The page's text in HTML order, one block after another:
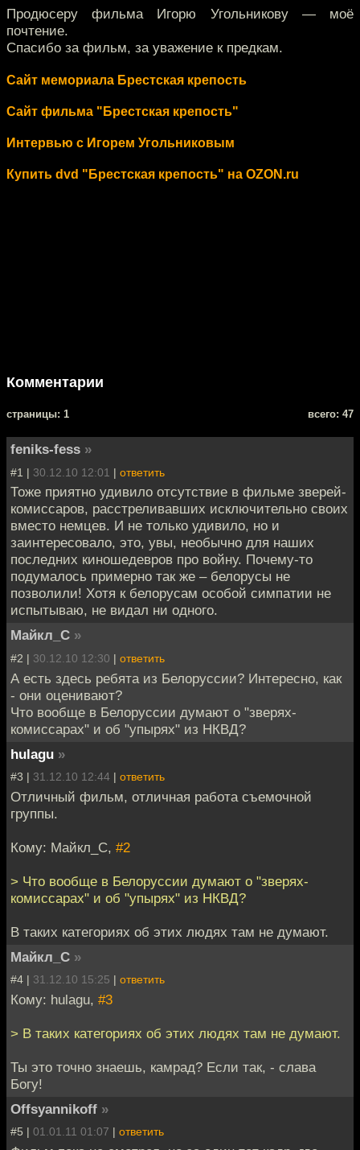
Продюсеру фильма Игорю Угольникову — моё
почтение.
Спасибо за фильм, за уважение к предкам.
Сайт мемориала Брестская крепость
Сайт фильма "Брестская крепость"
Интервью с Игорем Угольниковым
Купить dvd "Брестская крепость" на OZON.ru
Комментарии
cтраницы: 1 всего: 47
feniks-fess »
#1 | 30.12.10 12:01 | ответить
Тоже приятно удивило отсутствие в фильме зверей-
комиссаров, расстреливавших исключительно своих
вместо немцев. И не только удивило, но и
заинтересовало, это, увы, необычно для наших
последних киношедевров про войну. Почему-то
подумалось примерно так же – белорусы не
позволили! Хотя к белорусам особой симпатии не
испытываю, не видал ни одного.
Майкл_С »
#2 | 30.12.10 12:30 | ответить
А есть здесь ребята из Белоруссии? Интересно, как
- они оценивают?
Что вообще в Белоруссии думают о "зверях-
комиссарах" и об "упырях" из НКВД?
hulagu »
#3 | 31.12.10 12:44 | ответить
Отличный фильм, отличная работа съемочной
группы.
Кому: Майкл_С, #2
> Что вообще в Белоруссии думают о "зверях-
комиссарах" и об "упырях" из НКВД?
В таких категориях об этих людях там не думают.
Майкл_С »
#4 | 31.12.10 15:25 | ответить
Кому: hulagu, #3
> В таких категориях об этих людях там не думают.
Ты это точно знаешь, камрад? Если так, - слава
Богу!
Offsyannikoff »
#5 | 01.01.11 01:07 | ответить